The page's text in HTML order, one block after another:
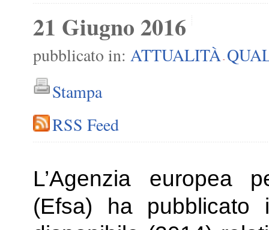
21 Giugno 2016
pubblicato in: ATTUALITÀ -
Stampa
RSS Feed
L’Agenzia europea
(Efsa) ha pubblicato